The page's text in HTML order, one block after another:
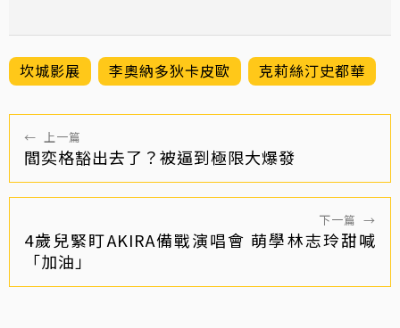
坎城影展 李奧納多狄卡皮歐 克莉絲汀史都華
← 上一篇
閻奕格豁出去了？被逼到極限大爆發
下一篇 →
4歲兒緊盯AKIRA備戰演唱會 萌學林志玲甜喊
「加油」